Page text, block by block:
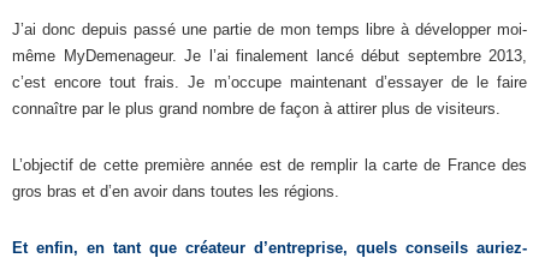
J’ai donc depuis passé une partie de mon temps libre à développer moi-
même MyDemenageur. Je l’ai finalement lancé début septembre 2013,
c’est encore tout frais. Je m’occupe maintenant d’essayer de le faire
connaître par le plus grand nombre de façon à attirer plus de visiteurs.
L’objectif de cette première année est de remplir la carte de France des
gros bras et d’en avoir dans toutes les régions.
Et enfin, en tant que créateur d’entreprise, quels conseils auriez-